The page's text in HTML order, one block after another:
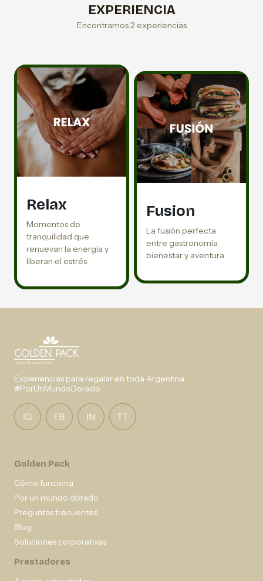
EXPERIENCIA
Encontramos 2 experiencias
Relax
Momentos de
tranquilidad que
renuevan la energía y
liberan el estrés
Fusion
La fusión perfecta
entre gastronomía,
bienestar y aventura
Experiencias para regalar en toda Argentina.
#PorUnMundoDorado
Golden Pack
Cómo funciona
Por un mundo dorado
Preguntas frecuentes
Blog
Soluciones corporativas
Prestadores